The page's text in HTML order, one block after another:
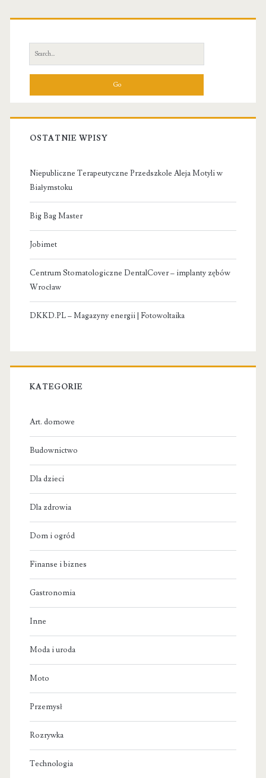
Primary
Sidebar
Search
for:
OSTATNIE WPISY
Niepubliczne Terapeutyczne Przedszkole Aleja Motyli w
Białymstoku
Big Bag Master
Jobimet
Centrum Stomatologiczne DentalCover – implanty zębów
Wrocław
DKKD.PL – Magazyny energii | Fotowoltaika
KATEGORIE
Art. domowe
Budownictwo
Dla dzieci
Dla zdrowia
Dom i ogród
Finanse i biznes
Gastronomia
Inne
Moda i uroda
Moto
Przemysł
Rozrywka
Technologia